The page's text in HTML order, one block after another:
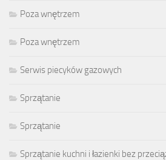
Poza wnętrzem
Poza wnętrzem
Serwis piecyków gazowych
Sprzątanie
Sprzątanie
Sprzątanie kuchni i łazienki bez